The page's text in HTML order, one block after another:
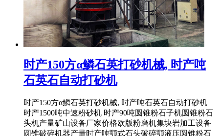
时产150方α鳞石英打砂机械, 时产吨
石英石自动打砂机
时产150方α鳞石英打砂机械, 时产吨石英石自动打砂机
时产1500吨中速粉砂机 时产90吨圆锥粉石子机圆锥粉石
头机产量矿山设备厂家价格欧版粉磨机集块岩加工设备
圆锥破碎机器产量时产吨颚式石头破碎颚液压圆锥粉石